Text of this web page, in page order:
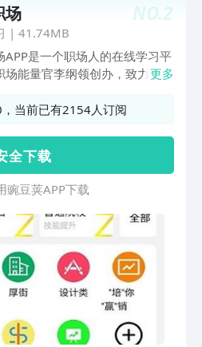
，简洁、高效、以人为本 【智
用 Al钉钉】 操作高效，视觉美
岛，智能判断当前最重要的信
触达。 沟通即业务：聚焦话
沟通，通过AI分析让业务和知识
AI办公小助理(DingTalk A1)：
AI办公小助理，自动生成总结纪
待办、分析报告，还能同步AI表
效率，让工作更轻松 【协同创
档AI】 智联万物，协作无阻：
档中插入表格、脑图、群聊、日
信息在文档中有序呈现，团队即
动，无缝协作。 Al帮你创作，
：创意构思、方案策划、信息整
唤醒灵感一刻；丰富内容、改
润色文案，创作本就如此轻松。
会就用 会议AI】 自动匹配发言
钉钉会议可精准定位多人会议中
NO.2
场
| 41.74MB
APP是一个职场人的在线学习平
场能量官李纲领创办，致力于帮
竞争力，实现职场跃迁与人生梦
工商管理硕士核心课程，HR
监班核心课程，职场升职加薪
，网店运营、网络营销推广、
信营销、初中高级会计班、税务
注册会计师、管理会计班，平面
装设计等2.职场软技能：人生战
：自我认知·人生设计·生涯规划
有一款适合你3.求职推荐：引用
网强大的招聘资源，学员可编辑
，在线提交求职申请。4.在线教
实现实现上课打卡、请假、宿舍
更多
当前已有2154人订阅
全 下 载
豌豆荚APP下载